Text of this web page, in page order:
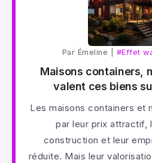
Par Émeline | #Effet
Maisons containers,
valent ces biens
Les maisons containers et
par leur prix attractif,
construction et leur
réduite. Mais leur